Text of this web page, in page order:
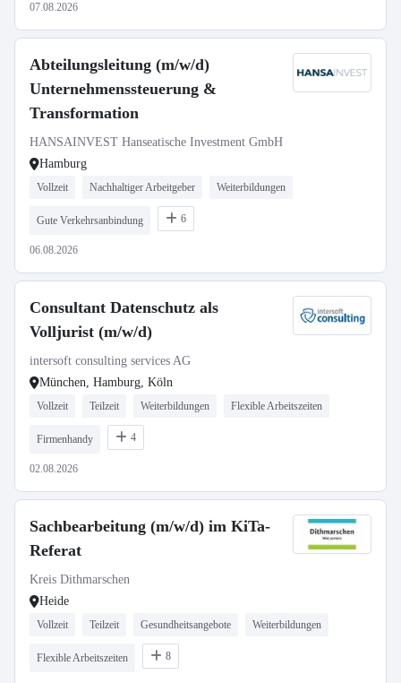
07.08.2026
Abteilungsleitung (m/w/d)
Unternehmenssteuerung &
Transformation
HANSAINVEST Hanseatische Investment GmbH
Hamburg
Vollzeit Nachhaltiger Arbeitgeber Weiterbildungen
Gute Verkehrsanbindung 6
06.08.2026
Consultant Datenschutz als
Volljurist (m/w/d)
intersoft consulting services AG
München, Hamburg, Köln
Vollzeit Teilzeit Weiterbildungen Flexible Arbeitszeiten
Firmenhandy 4
02.08.2026
Sachbearbeitung (m/w/d) im KiTa-
Referat
Kreis Dithmarschen
Heide
Vollzeit Teilzeit Gesundheitsangebote Weiterbildungen
Flexible Arbeitszeiten 8